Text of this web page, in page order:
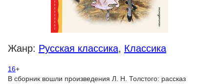
Жанр: Русская классика, Классика
16+
В сборник вошли произведения Л. Н. Толстого: рассказ